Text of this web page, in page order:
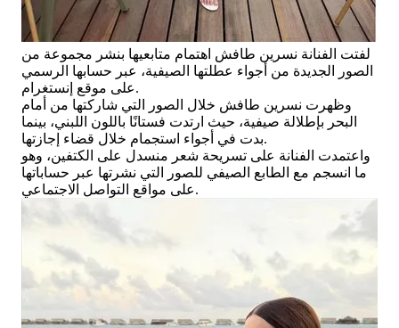
لفتت الفنانة نسرين طافش اهتمام متابعيها بنشر مجموعة من
الصور الجديدة من أجواء عطلتها الصيفية، عبر حسابها الرسمي
على موقع إنستغرام.
وظهرت نسرين طافش خلال الصور التي شاركتها من أمام
البحر بإطلالة صيفية، حيث ارتدت فستانًا باللون اللبني، بينما
بدت في أجواء استجمام خلال قضاء إجازتها.
واعتمدت الفنانة على تسريحة شعر منسدل على الكتفين، وهو
ما انسجم مع الطابع الصيفي للصور التي نشرتها عبر حساباتها
على مواقع التواصل الاجتماعي.